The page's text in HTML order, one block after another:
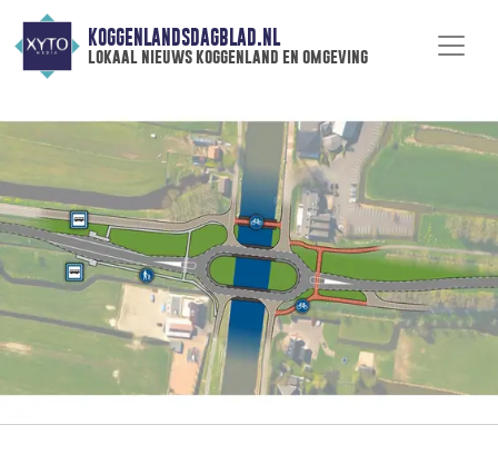
KOGGENLANDSDAGBLAD.NL
lokaal nieuws koggenland en omgeving